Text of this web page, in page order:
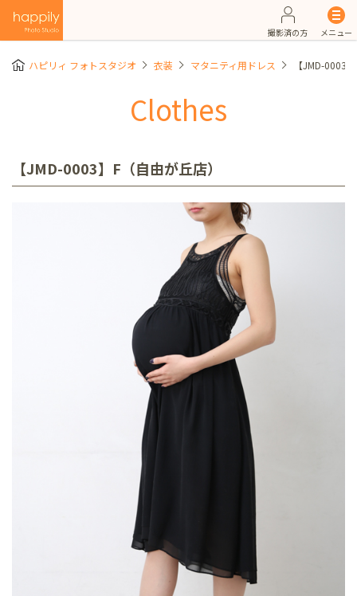
撮影済の方 メニュー
ハピリィ フォトスタジオ 衣装 マタニティ用ドレス 【JMD-0003
Clothes
【JMD-0003】F（自由が丘店）